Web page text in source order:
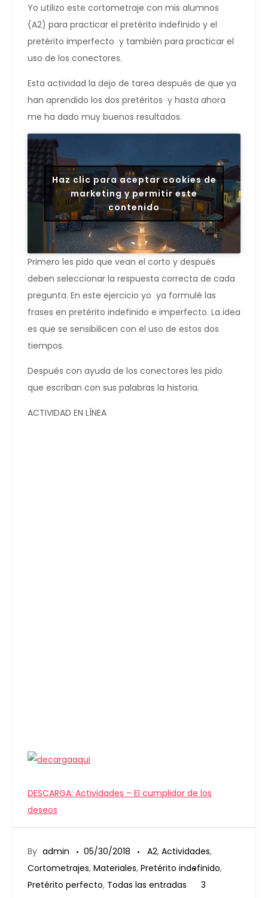
Yo utilizo este cortometraje con mis alumnos
(A2) para practicar el pretérito indefinido y el
pretérito imperfecto y también para practicar el
uso de los conectores.
Esta actividad la dejo de tarea después de que ya
han aprendido los dos pretéritos y hasta ahora
me ha dado muy buenos resultados.
Haz clic para aceptar cookies de
marketing y permitir este
contenido
Primero les pido que vean el corto y después
deben seleccionar la respuesta correcta de cada
pregunta. En este ejercicio yo ya formulé las
frases en pretérito indefinido e imperfecto. La idea
es que se sensibilicen con el uso de estos dos
tiempos.
Después con ayuda de los conectores les pido
que escriban con sus palabras la historia.
ACTIVIDAD EN LÍNEA
DESCARGA: Actividades – El cumplidor de los
deseos
By admin 05/30/2018 A2, Actividades,
Cortometrajes, Materiales, Pretérito indefinido,
Pretérito perfecto, Todas las entradas
3